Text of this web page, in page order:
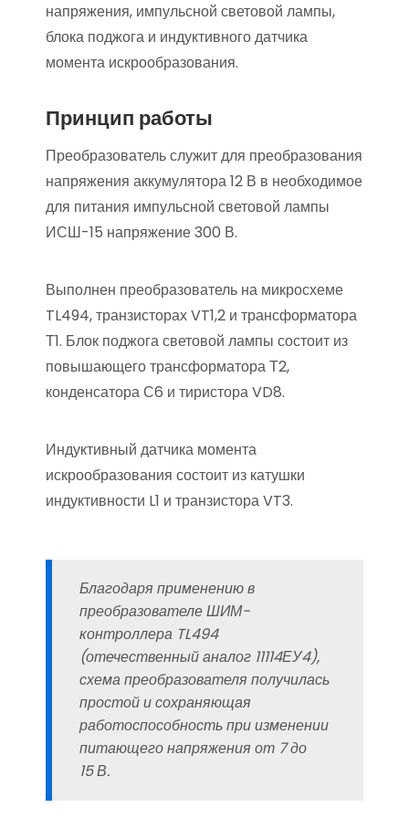
напряжения, импульсной световой лампы,
блока поджога и индуктивного датчика
момента искрообразования.
Принцип работы
Преобразователь служит для преобразования
напряжения аккумулятора 12 В в необходимое
для питания импульсной световой лампы
ИСШ-15 напряжение 300 В.
Выполнен преобразователь на микросхеме
TL494, транзисторах VT1,2 и трансформатора
Т1. Блок поджога световой лампы состоит из
повышающего трансформатора Т2,
конденсатора С6 и тиристора VD8.
Индуктивный датчика момента
искрообразования состоит из катушки
индуктивности L1 и транзистора VT3.
Благодаря применению в
преобразователе ШИМ-
контроллера TL494
(отечественный аналог 11114ЕУ4),
схема преобразователя получилась
простой и сохраняющая
работоспособность при изменении
питающего напряжения от 7 до
15 В.